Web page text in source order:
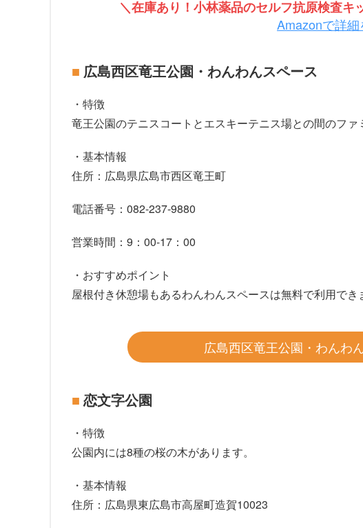
＼在庫あり！小林薬品のセルフ抗原検査
Amazonで詳
広島西区竜王公園・わんわんスペース
・特徴
竜王公園のテニスコートとエスキーテニス場との間のファ
・基本情報
住所：広島県広島市西区竜王町
電話番号：082-237-9880
営業時間：9：00-17：00
・おすすめポイント
屋根付き休憩場もあるわんわんスペースは無料で利用でき
広島西区竜王公園・わんわ
恋文字公園
・特徴
公園内には8種の桜の木があります。
・基本情報
住所：広島県東広島市高屋町造賀10023